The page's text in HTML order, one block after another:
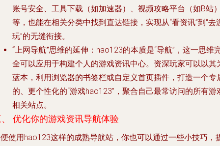
账号安全、工具下载（如加速器）、视频攻略平台（如B站
等，也能在相关分类中找到直达链接，实现从“看资讯”到“去
玩”的无缝衔接。
“上网导航”思维的延伸 ：hao123的本质是“导航”，这一思维
全可以应用于构建个人的游戏资讯中心。资深玩家可以以其
蓝本，利用浏览器的书签栏或自定义首页插件，打造一个专
的、更个性化的“游戏hao123”，聚合自己最常访问的所有游
相关站点。
优化你的游戏资讯导航体验
使用hao123这样的成熟导航站，你也可以通过一些小技巧，